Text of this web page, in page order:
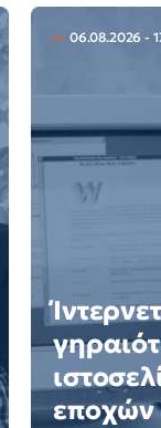
06.08.2026 -
εποχών